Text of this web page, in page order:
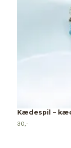
Kædespil –
30,-